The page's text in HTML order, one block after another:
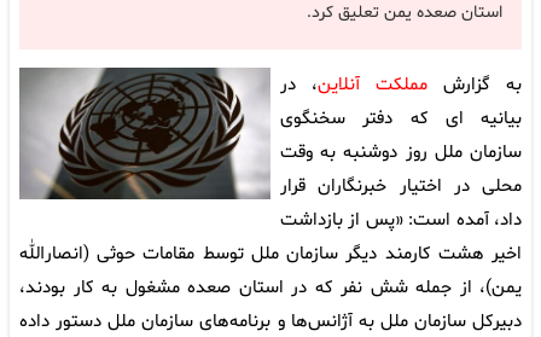
استان صعده یمن تعلیق کرد.
به گزارش مملکت آنلاین، در
بیانیه ای که دفتر سخنگوی
سازمان ملل روز دوشنبه به وقت
محلی در اختیار خبرنگاران قرار
داد، آمده است: «پس از بازداشت
اخیر هشت کارمند دیگر سازمان ملل توسط مقامات حوثی (انصارالله
یمن)، از جمله شش نفر که در استان صعده مشغول به کار بودند،
دبیرکل سازمان ملل به آژانس‌ها و برنامه‌های سازمان ملل دستور داده